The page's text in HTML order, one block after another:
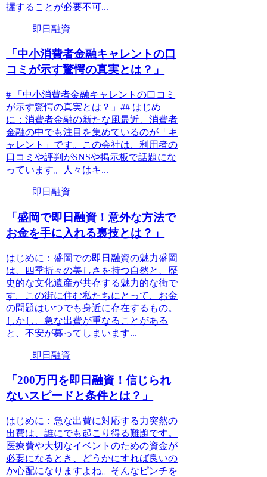
握することが必要不可...
即日融資
「中小消費者金融キャレントの口
コミが示す驚愕の真実とは？」
# 「中小消費者金融キャレントの口コミ
が示す驚愕の真実とは？」## はじめ
に：消費者金融の新たな風最近、消費者
金融の中でも注目を集めているのが「キ
ャレント」です。この会社は、利用者の
口コミや評判がSNSや掲示板で話題にな
っています。人々はキ...
即日融資
「盛岡で即日融資！意外な方法で
お金を手に入れる裏技とは？」
はじめに：盛岡での即日融資の魅力盛岡
は、四季折々の美しさを持つ自然と、歴
史的な文化遺産が共存する魅力的な街で
す。この街に住む私たちにとって、お金
の問題はいつでも身近に存在するもの。
しかし、急な出費が重なることがある
と、不安が募ってしまいます...
即日融資
「200万円を即日融資！信じられ
ないスピードと条件とは？」
はじめに：急な出費に対応する力突然の
出費は、誰にでも起こり得る難題です。
医療費や大切なイベントのための資金が
必要になるとき、どうかにすれば良いの
か心配になりますよね。そんなピンチを